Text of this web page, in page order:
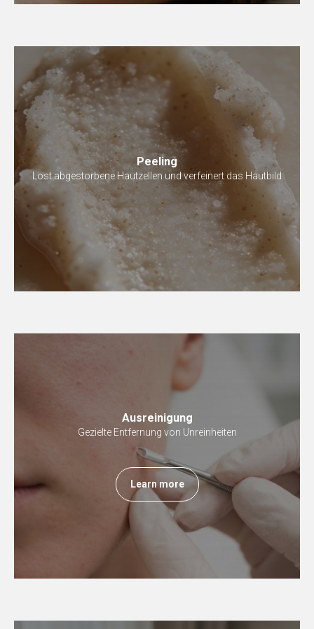
Peeling
Löst abgestorbene Hautzellen und verfeinert das Hautbild
Ausreinigung
Gezielte Entfernung von Unreinheiten
Learn more